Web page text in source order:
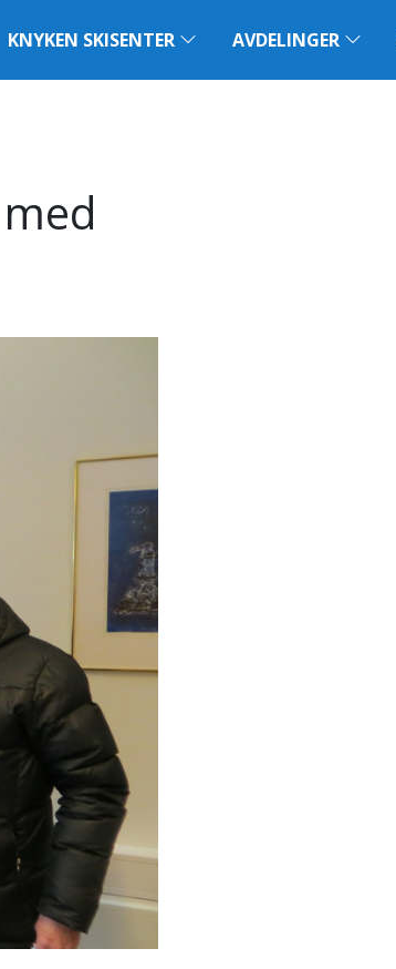
KNYKEN SKISENTER AVDELINGER